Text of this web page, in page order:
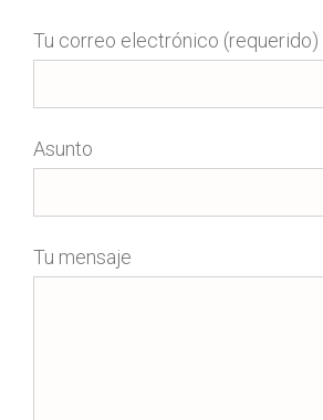
Tu correo electrónico (requerido)
Asunto
Tu mensaje